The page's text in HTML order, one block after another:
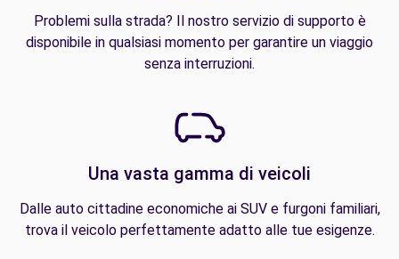
Problemi sulla strada? Il nostro servizio di supporto è
disponibile in qualsiasi momento per garantire un viaggio
senza interruzioni.
Una vasta gamma di veicoli
Dalle auto cittadine economiche ai SUV e furgoni familiari,
trova il veicolo perfettamente adatto alle tue esigenze.